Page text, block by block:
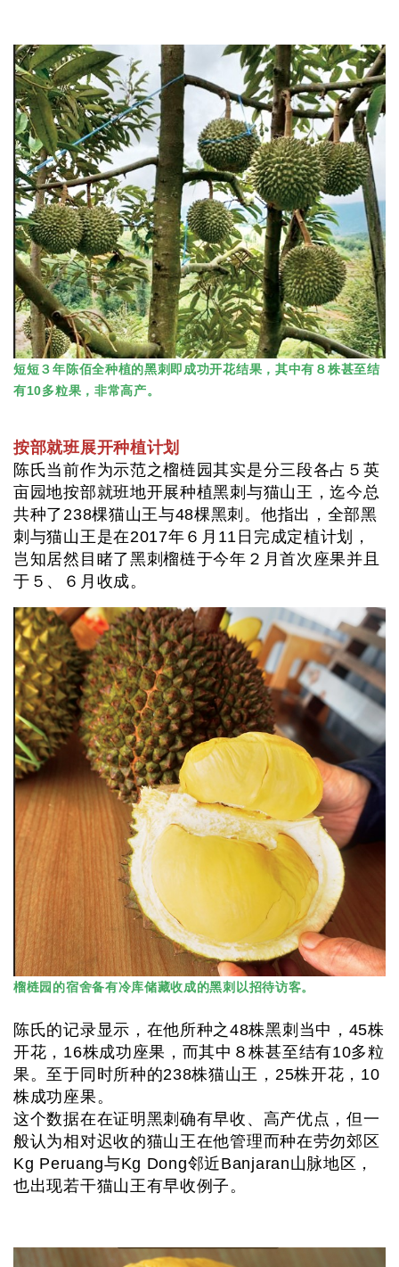
短短３年陈佰全种植的黑刺即成功开花结果，其中有８株甚至结
有10多粒果，非常高产。
按部就班展开种植计划
陈氏当前作为示范之榴梿园其实是分三段各占５英
亩园地按部就班地开展种植黑刺与猫山王，迄今总
共种了238棵猫山王与48棵黑刺。他指出，全部黑
刺与猫山王是在2017年６月11日完成定植计划，
岂知居然目睹了黑刺榴梿于今年２月首次座果并且
于５、６月收成。
榴梿园的宿舍备有冷库储藏收成的黑刺以招待访客。
陈氏的记录显示，在他所种之48株黑刺当中，45株
开花，16株成功座果，而其中８株甚至结有10多粒
果。至于同时所种的238株猫山王，25株开花，10
株成功座果。
这个数据在在证明黑刺确有早收、高产优点，但一
般认为相对迟收的猫山王在他管理而种在劳勿郊区
Kg Peruang与Kg Dong邻近Banjaran山脉地区，
也出现若干猫山王有早收例子。